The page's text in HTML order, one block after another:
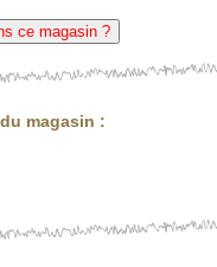
ce magasin ?
magasin :